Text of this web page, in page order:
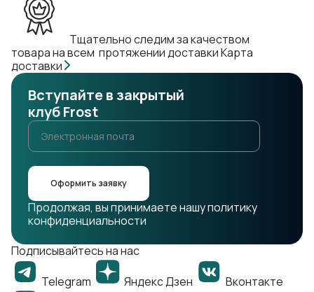
Тщательно следим за качеством
товара на всем протяжении доставкиКарта
доставки
Вступайте в закрытый
клуб Frost
Оформить заявку
Продолжая, вы принимаете нашу политику
конфиденциальности
Подписывайтесь на нас
Telegram
Яндекс Дзен Вконтакте